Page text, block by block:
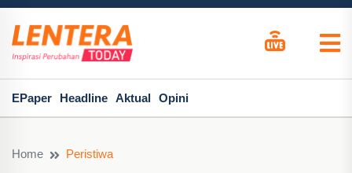
EPaper Headline Aktual Opini
Home Peristiwa